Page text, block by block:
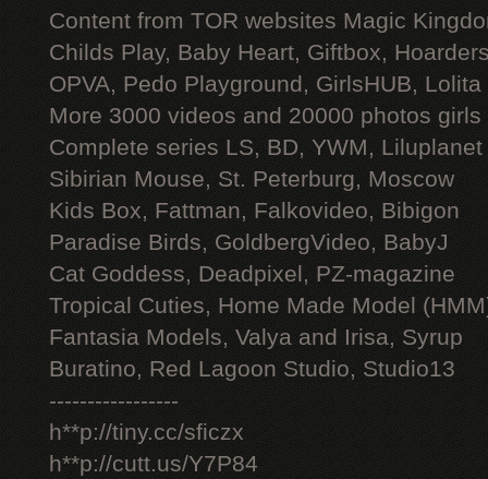
Content from TOR websites Magic
Childs Play, Baby Heart, Giftbox,
OPVA, Pedo Playground, GirlsHUB, Lolita
More 3000 videos and 20000 photos
Complete series LS, BD, YWM, Liluplanet
Sibirian Mouse, St. Peterburg, Moscow
Kids Box, Fattman, Falkovideo, Bibigon
Paradise Birds, GoldbergVideo, BabyJ
Cat Goddess, Deadpixel, PZ-magazine
Tropical Cuties, Home Made Model
Fantasia Models, Valya and Irisa, Syrup
Buratino, Red Lagoon Studio, Studio13
-----------------
h**p://tiny.cc/sficzx
h**p://cutt.us/Y7P84